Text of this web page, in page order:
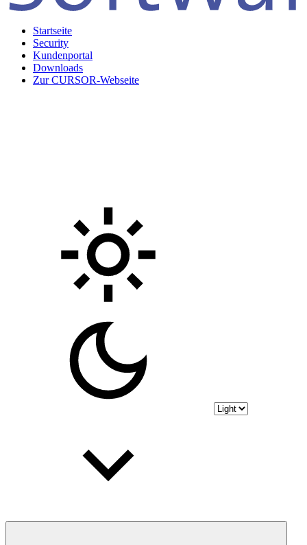
Startseite
Security
Kundenportal
Downloads
Zur CURSOR-Webseite